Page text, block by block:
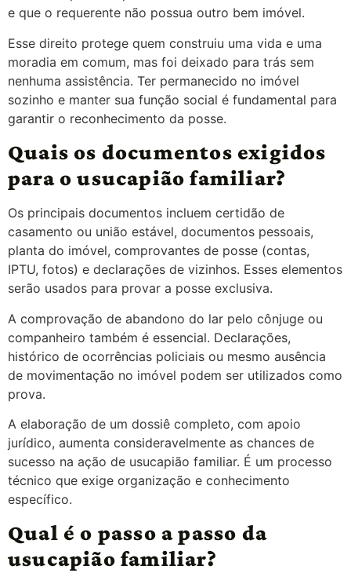
e que o requerente não possua outro bem imóvel.
Esse direito protege quem construiu uma vida e uma
moradia em comum, mas foi deixado para trás sem
nenhuma assistência. Ter permanecido no imóvel
sozinho e manter sua função social é fundamental para
garantir o reconhecimento da posse.
Quais os documentos exigidos
para o usucapião familiar?
Os principais documentos incluem certidão de
casamento ou união estável, documentos pessoais,
planta do imóvel, comprovantes de posse (contas,
IPTU, fotos) e declarações de vizinhos. Esses elementos
serão usados para provar a posse exclusiva.
A comprovação de abandono do lar pelo cônjuge ou
companheiro também é essencial. Declarações,
histórico de ocorrências policiais ou mesmo ausência
de movimentação no imóvel podem ser utilizados como
prova.
A elaboração de um dossiê completo, com apoio
jurídico, aumenta consideravelmente as chances de
sucesso na ação de usucapião familiar. É um processo
técnico que exige organização e conhecimento
específico.
Qual é o passo a passo da
usucapião familiar?